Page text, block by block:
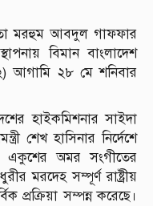
মরহুম আবদুল গাফফার
বিমান বাংলাদেশ
আগামি ২৮ মে শনিবার
হাইকমিশনার সাইদা
শেখ হাসিনার নির্দেশে
একুশের অমর সংগীতের
মরদেহ সম্পূর্ণ রাষ্ট্রীয়
প্রক্রিয়া সম্পন্ন করেছে।